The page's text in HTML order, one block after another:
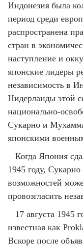
Индонезия была
период среди
распространена
стран в
наступление и
японские лидеры
независимость в
Нидерланды этой
национально-
Сукарно и
японскими
Когда Япония
1945 году,
возможностей
провозгласить
17 августа 1945
известная как
Вскоре после